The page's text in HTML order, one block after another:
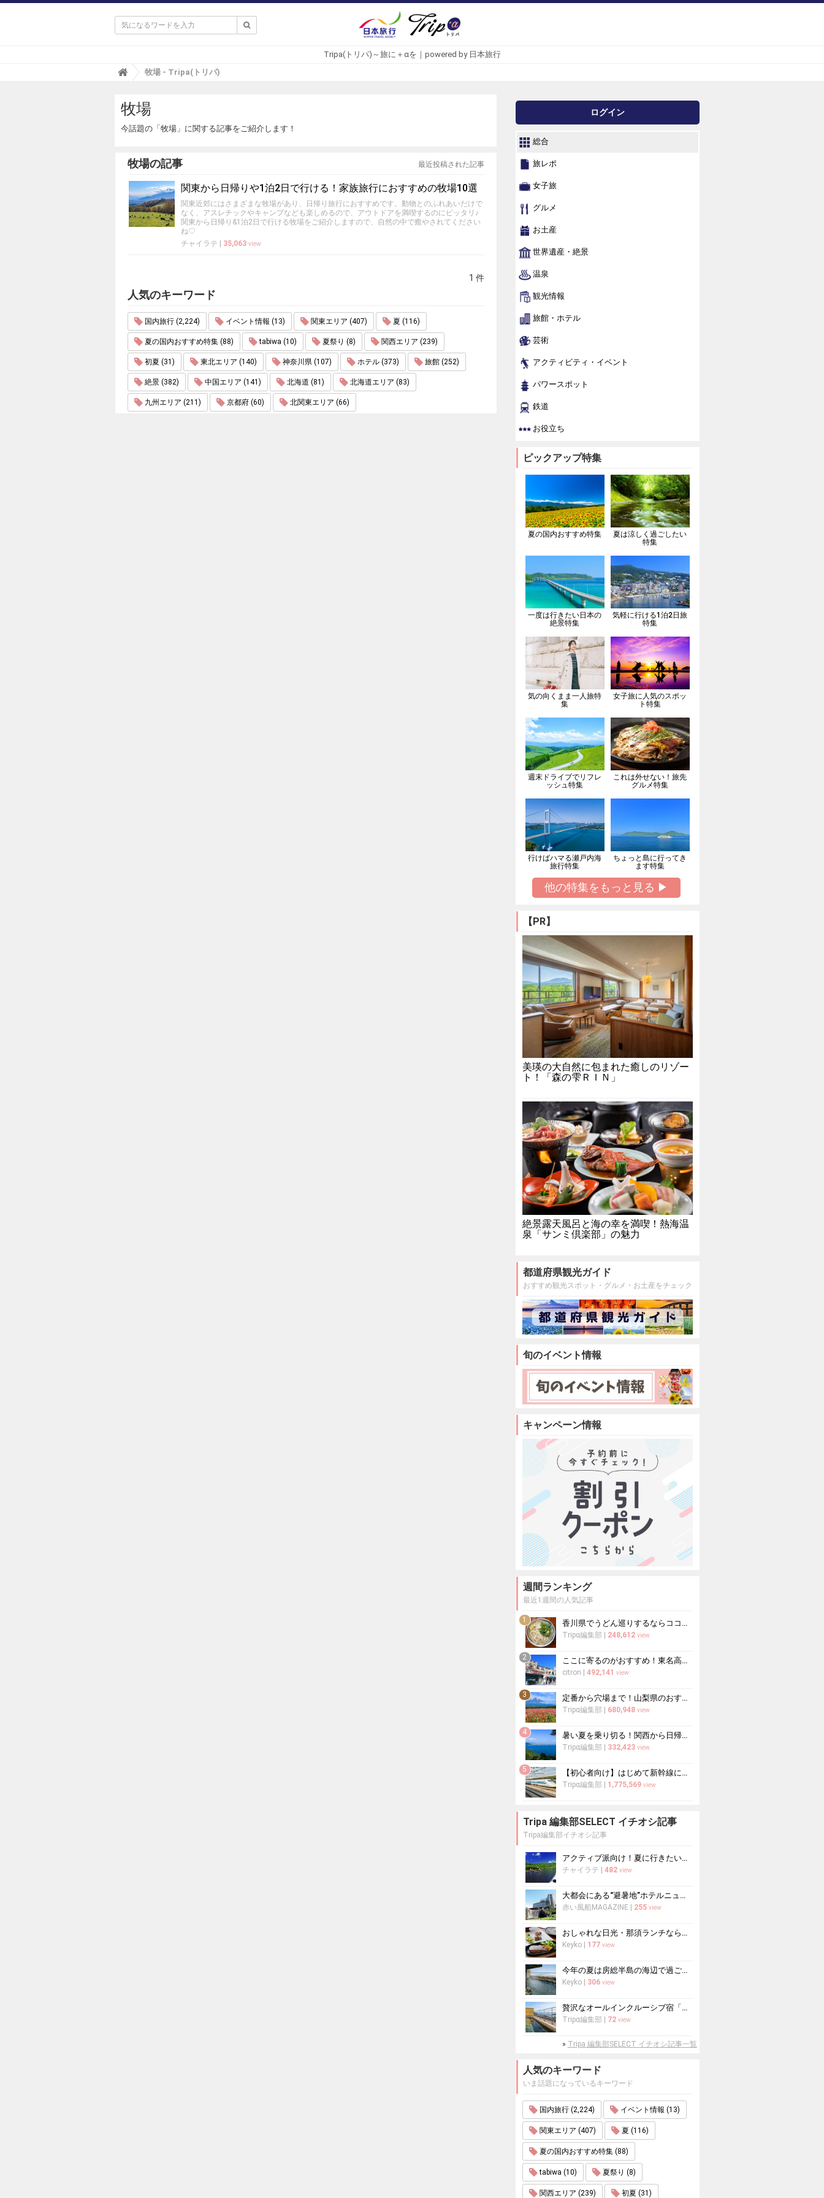
Tripa(トリパ)～旅に＋αを｜powered by 日本旅行
T
p
a
(
パ
牧場 - Tripa(トリパ)
牧場
今話題の「牧場」に関する記事をご紹介します！
牧場の記事 最近投稿された記事
関東から日帰りや1泊2日で行ける！家族旅行におすすめの牧場10選
関東近郊にはさまざまな牧場があり、日帰り旅行におすすめです。動物とのふれあいだけで
なく、アスレチックやキャンプなども楽しめるので、アウトドアを満喫するのにピッタリ♪
関東から日帰り&1泊2日で行ける牧場をご紹介しますので、自然の中で癒やされてください
ね♡
チャイラテ
35,063 view
1 件
人気のキーワード
国内旅行 (2,224) イベント情報 (13) 関東エリア (407) 夏 (116)
夏の国内おすすめ特集 (88) tabiwa (10) 夏祭り (8) 関西エリア (239)
初夏 (31) 東北エリア (140) 神奈川県 (107) ホテル (373) 旅館 (252)
絶景 (382) 中国エリア (141) 北海道 (81) 北海道エリア (83)
九州エリア (211) 京都府 (60) 北関東エリア (66)
ログイン
総合
旅レポ
女子旅
グルメ
お土産
世界遺産・絶景
温泉
観光情報
旅館・ホテル
芸術
アクティビティ・イベント
パワースポット
鉄道
お役立ち
ピックアップ特集
夏の国内おすすめ特集
夏は涼しく過ごしたい
特集
一度は行きたい日本の
絶景特集
気軽に行ける1泊2日旅
特集
気の向くまま一人旅特
集
女子旅に人気のスポッ
ト特集
週末ドライブでリフレ
ッシュ特集
これは外せない！旅先
グルメ特集
行けばハマる瀬戸内海
旅行特集
ちょっと島に行ってき
ます特集
他の特集をもっと見る ▶
【PR】
美瑛の大自然に包まれた癒しのリゾー
ト！「森の雫ＲＩＮ」
絶景露天風呂と海の幸を満喫！熱海温
泉「サンミ倶楽部」の魅力
都道府県観光ガイド
おすすめ観光スポット・グルメ・お土産をチェック
旬のイベント情報
キャンペーン情報
週間ランキング
最近1週間の人気記事
1 香川県でうどん巡りするならココ！本場の讃岐うどんの名店
Tripα編集部 248,612 view
2 ここに寄るのがおすすめ！東名高速道路・新東名高速道路の充実のSA・PA10選
citron 492,141 view
3 定番から穴場まで！山梨県のおすすめ観光スポット37選
Tripα編集部 680,948 view
4 暑い夏を乗り切る！関西から日帰りや1泊2日におすすめの避暑地10選
Tripα編集部 332,423 view
5 【初心者向け】はじめて新幹線に乗る人必読！新幹線の乗り方をイチから徹底解説
Tripα編集部 1,775,569 view
Tripa 編集部SELECT イチオシ記事
Tripa編集部イチオシ記事
アクティブ派向け！夏に行きたい世界遺産おすすめ10選
チャイラテ 482 view
大都会にある“避暑地”ホテルニューオータニで涼を愉しむ
赤い風船MAGAZINE 255 view
おしゃれな日光・那須ランチならここ！日光・那須周辺のおすすめレストラン10選
Keyko| 177 view
今年の夏は房総半島の海辺で過ごす！海水浴におすすめの宿10選
Keyko| 306 view
贅沢なオールインクルーシブ宿「WASHU BLUE RESORT 風籠」で...
Tripα編集部 72 view
» Tripa 編集部SELECT イチオシ記事一覧
人気のキーワード
いま話題になっているキーワード
国内旅行 (2,224) イベント情報 (13)
関東エリア (407) 夏 (116)
夏の国内おすすめ特集 (88)
tabiwa (10) 夏祭り (8)
関西エリア (239) 初夏 (31)